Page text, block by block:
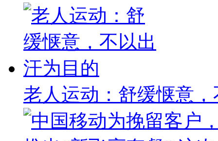
老人运动：舒缓惬意